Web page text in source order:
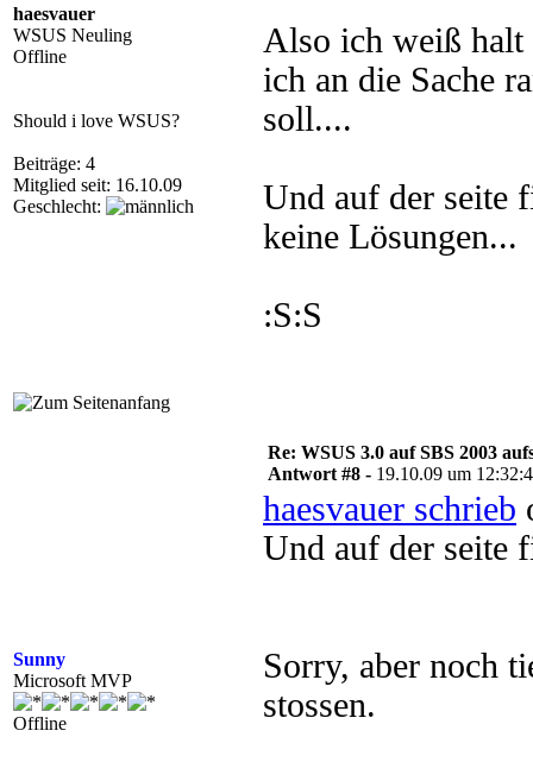
haesvauer
WSUS Neuling
Offline
Should i love WSUS?
Beiträge: 4
Mitglied seit: 16.10.09
Geschlecht:
Also ich weiß
ich an die Sache
soll....
Und auf der seite
keine Lösungen...
:S:S
Sunny
Microsoft MVP
Offline
Re: WSUS 3.0 auf SBS 2003
Antwort #8 - 19.10.09 um
haesvauer schrieb
Und auf der seite
Sorry, aber noch
stossen.